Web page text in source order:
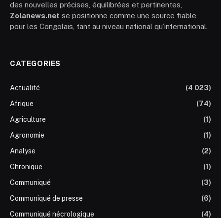
des nouvelles précises, équilibrées et pertinentes,
Zolanews.net se positionne comme une source fiable
pour les Congolais, tant au niveau national qu’international.
CATEGORIES
Actualité
(4 023)
Afrique
(74)
Agriculture
(1)
Agronomie
(1)
Analyse
(2)
Chronique
(1)
Communiqué
(3)
Communiqué de presse
(6)
Communiqué nécrologique
(4)